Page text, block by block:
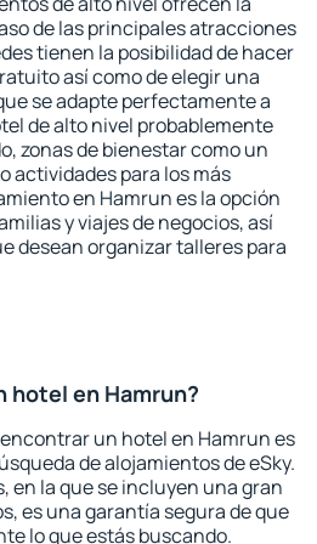
de las principales atracciones
tienen la posibilidad de hacer
así como de elegir una
se adapte perfectamente a
de alto nivel probablemente
zonas de bienestar como un
actividades para los más
en Hamrun es la opción
y viajes de negocios, así
desean organizar talleres para
hotel en Hamrun?
un hotel en Hamrun es
de alojamientos de eSky.
en la que se incluyen una gran
es una garantía segura de que
lo que estás buscando.